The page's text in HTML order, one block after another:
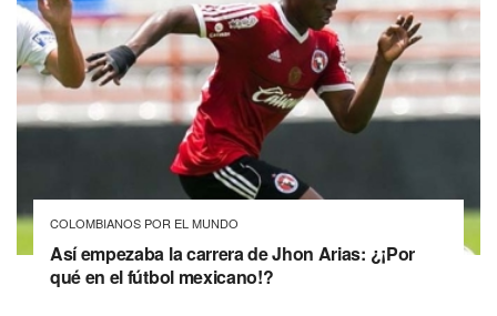
COLOMBIANOS POR EL MUNDO
Así empezaba la carrera de Jhon Arias: ¿¡Por
qué en el fútbol mexicano!?